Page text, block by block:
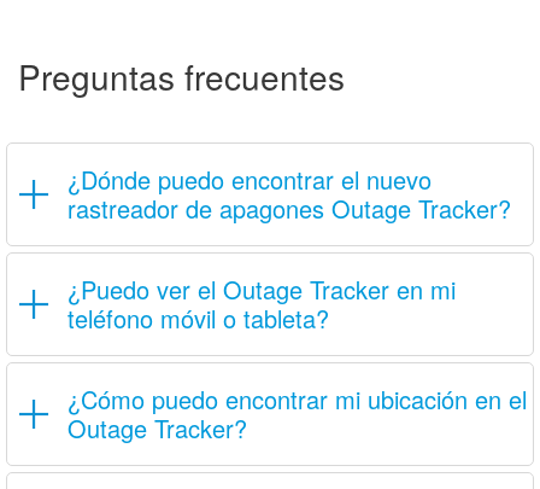
Preguntas frecuentes
¿Dónde puedo encontrar el nuevo
rastreador de apagones Outage Tracker?
¿Puedo ver el Outage Tracker en mi
teléfono móvil o tableta?
¿Cómo puedo encontrar mi ubicación en el
Outage Tracker?